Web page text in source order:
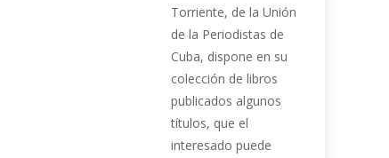
Torriente, de la Unión
de la Periodistas de
Cuba, dispone en su
colección de libros
publicados algunos
títulos, que el
interesado puede